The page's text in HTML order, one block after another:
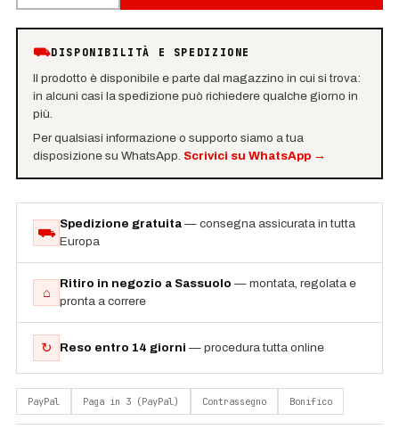
⛟DISPONIBILITÀ E SPEDIZIONE
Il prodotto è disponibile e parte dal magazzino in cui si trova:
in alcuni casi la spedizione può richiedere qualche giorno in
più.
Per qualsiasi informazione o supporto siamo a tua
disposizione su WhatsApp. Scrivici su WhatsApp→
⛟
Spedizione gratuita — consegna assicurata in tutta
Europa
⌂
Ritiro in negozio a Sassuolo — montata, regolata e
pronta a correre
↻ Reso entro 14 giorni — procedura tutta online
PayPal Paga in 3 (PayPal) Contrassegno Bonifico